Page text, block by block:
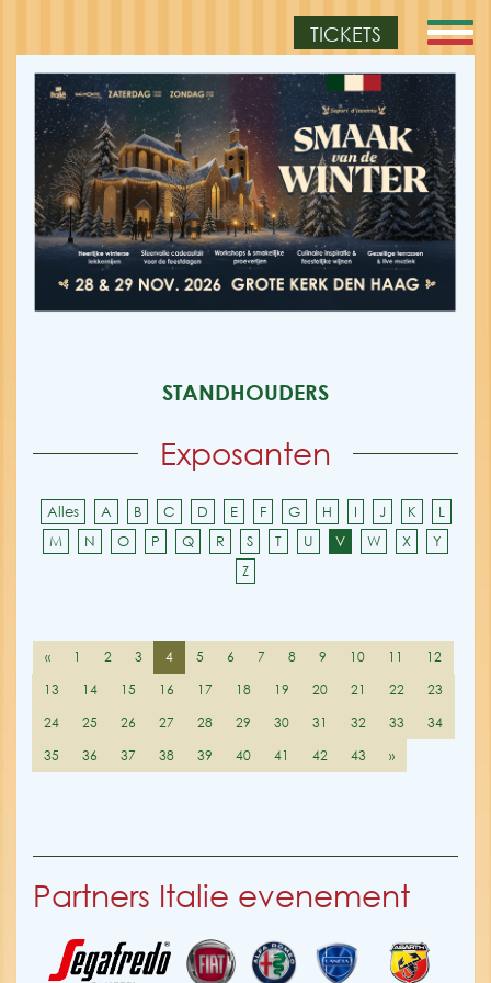
TICKETS
STANDHOUDERS
Exposanten
Alles A B C D E F G H I J K
L
M
N O P Q R S T U V W X
Y
Z
« 1 2 3 4 5 6 7 8 9 10 11
12
13
14 15 16 17 18 19 20 21 22
23
24
25 26 27 28 29 30 31 32 33
34
35
36 37 38 39 40 41 42 43 »
Partners Italie evenement